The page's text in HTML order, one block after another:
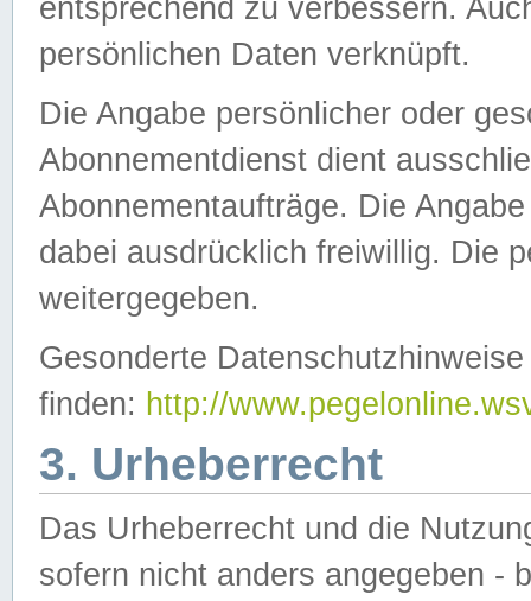
entsprechend zu verbessern.
persönlichen Daten verknüpft.
Die Angabe persönlicher oder
Abonnementdienst dient
Abonnementaufträge. Die
dabei ausdrücklich freiwillig. Die
weitergegeben.
Gesonderte
finden: http://
3. Urheberrecht
Das Urheberrecht und die
sofern nicht anders angegeben -